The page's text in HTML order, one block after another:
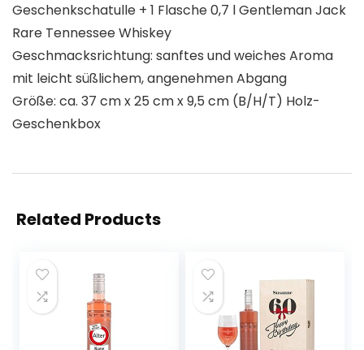
Geschenkschatulle + 1 Flasche 0,7 l Gentleman Jack
Rare Tennessee Whiskey
Geschmacksrichtung: sanftes und weiches Aroma
mit leicht süßlichem, angenehmen Abgang
Größe: ca. 37 cm x 25 cm x 9,5 cm (B/H/T) Holz-
Geschenkbox
Related Products